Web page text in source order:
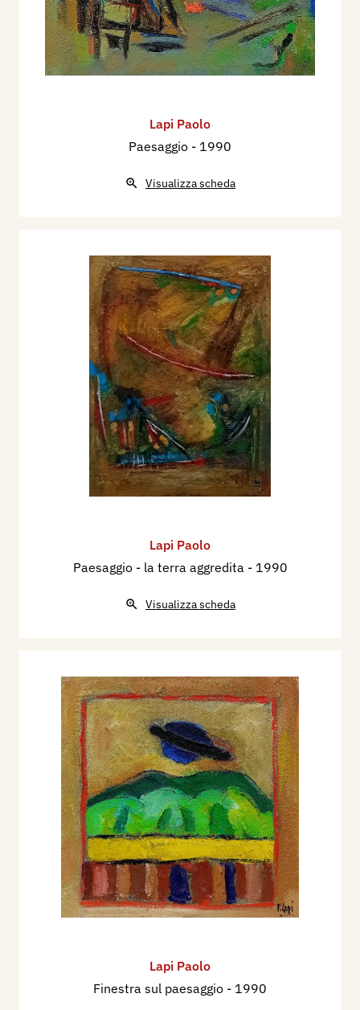
Lapi Paolo
Paesaggio - 1990
Visualizza scheda
Lapi Paolo
Paesaggio - la terra aggredita - 1990
Visualizza scheda
Lapi Paolo
Finestra sul paesaggio - 1990